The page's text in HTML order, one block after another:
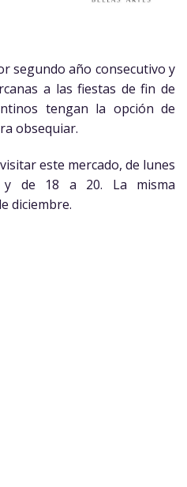
segundo año consecutivo y
a las fiestas de fin de
tengan la opción de
obsequiar.
este mercado, de lunes
de 18 a 20. La misma
diciembre.